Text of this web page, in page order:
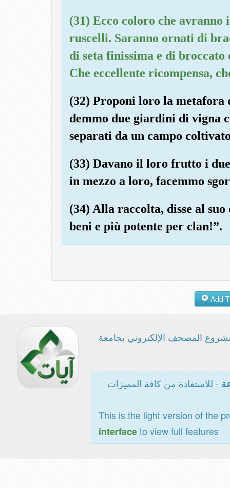
(31) Ecco coloro che
ruscelli. Saranno ornati di
di seta finissima e di
Che eccellente ricompensa,
(32) Proponi loro la
demmo due giardini di vigna
separati da un campo
(33) Davano il loro frutto i
in mezzo a loro, facemmo
(34) Alla raccolta, disse al
beni e più potente per clan!”.
المصحف الإلكتروني بجامعة
- للاستفادة من كافة المميزات
This is the light version of the
interfaceto view full features